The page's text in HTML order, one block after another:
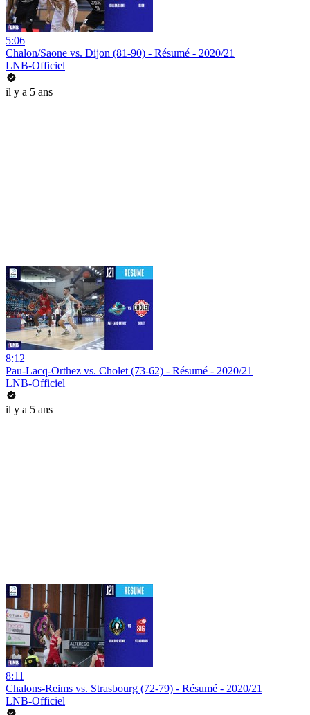
5:06
Chalon/Saone vs. Dijon (81-90) - Résumé - 2020/21
LNB-Officiel
il y a 5 ans
8:12
Pau-Lacq-Orthez vs. Cholet (73-62) - Résumé - 2020/21
LNB-Officiel
il y a 5 ans
8:11
Chalons-Reims vs. Strasbourg (72-79) - Résumé - 2020/21
LNB-Officiel